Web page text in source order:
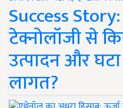
Success
टेक्नोलॉजी से
उत्पादन और
लागत?